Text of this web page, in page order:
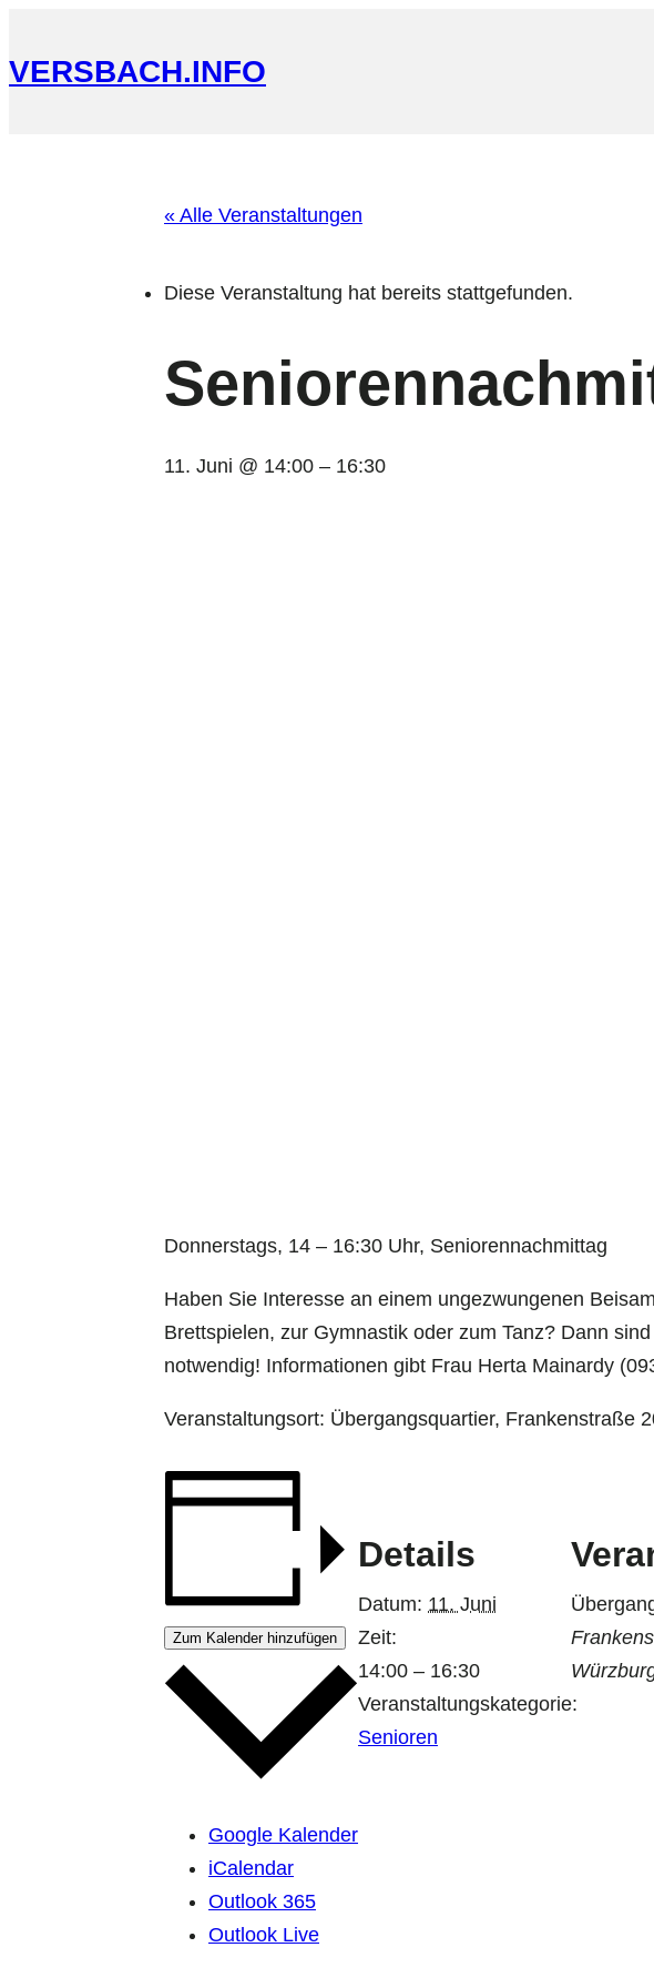
VERSBACH.INFO
« Alle Veranstaltungen
Diese Veranstaltung hat bereits stattgefunden.
11. Juni @ 14:00 – 16:30
Donnerstags, 14 – 16:30 Uhr, Seniorennachmittag
Haben Sie Interesse an einem ungezwungenen
Brettspielen, zur Gymnastik oder zum Tanz? Dann
notwendig! Informationen gibt Frau Herta Mainardy
Veranstaltungsort: Übergangsquartier, Frankenstraße
Zum Kalender hinzufügen
Google Kalender
iCalendar
Outlook 365
Outlook Live
Details
Datum: 11. Juni
Zeit:
14:00 – 16:30
Veranstaltungskategorie:
Senioren